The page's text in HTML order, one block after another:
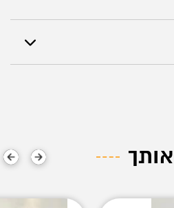
אותך